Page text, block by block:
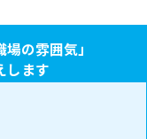
の雰囲気」
します